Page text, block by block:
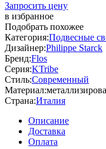
Запросить цену
в избранное
Подобрать похожее
Категория:Подвесные
Дизайнер:Philippe Starck
Бренд:Flos
Серия:KTribe
Стиль:Современный
Материал:
Страна:Италия
Описание
Доставка
Оплата